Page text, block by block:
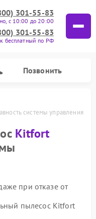
301-55-83
с 10:00 до 20:00
301-55-83
бесплатный по РФ
Позвонить
системы управления
Kitfort
при отказе от
пылесос Kitfort